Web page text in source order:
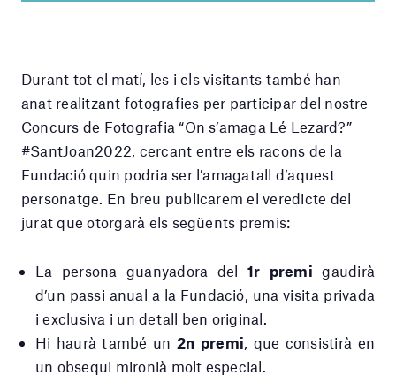
Durant tot el matí, les i els visitants també han
anat realitzant fotografies per participar del nostre
Concurs de Fotografia “On s’amaga Lé Lezard?”
#SantJoan2022, cercant entre els racons de la
Fundació quin podria ser l’amagatall d’aquest
personatge. En breu publicarem el veredicte del
jurat que otorgarà els següents premis:
La persona guanyadora del 1r premi gaudirà
d’un passi anual a la Fundació, una visita privada
i exclusiva i un detall ben original.
Hi haurà també un 2n premi , que consistirà en
un obsequi mironià molt especial.